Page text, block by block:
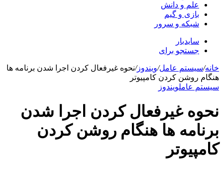
علم و دانش
بازی و گیم
شبکه و سرور
سایدبار
جستجو برای
خانه/سیستم عامل/ویندوز/نحوه غیرفعال کردن اجرا شدن برنامه ها
هنگام روشن کردن کامپیوتر
سیستم عاملویندوز
نحوه غیرفعال کردن اجرا شدن
برنامه ها هنگام روشن کردن
کامپیوتر